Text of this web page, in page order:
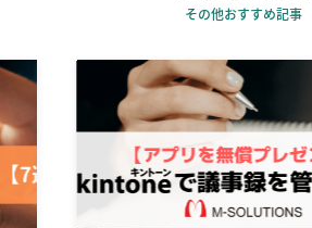
その他おすすめ記事